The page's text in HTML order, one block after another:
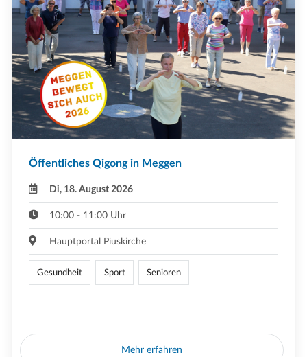
Öffentliches Qigong in Meggen
Di, 18. August 2026
10:00 - 11:00 Uhr
Hauptportal Piuskirche
Gesundheit Sport Senioren
Mehr erfahren